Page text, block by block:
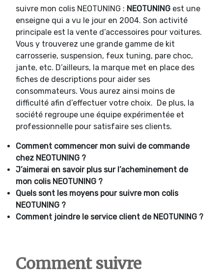
suivre mon colis NEOTUNING : NEOTUNING est une
enseigne qui a vu le jour en 2004. Son activité
principale est la vente d’accessoires pour voitures.
Vous y trouverez une grande gamme de kit
carrosserie, suspension, feux tuning, pare choc,
jante, etc. D’ailleurs, la marque met en place des
fiches de descriptions pour aider ses
consommateurs. Vous aurez ainsi moins de
difficulté afin d’effectuer votre choix. De plus, la
société regroupe une équipe expérimentée et
professionnelle pour satisfaire ses clients.
Comment commencer mon suivi de commande
chez NEOTUNING ?
J’aimerai en savoir plus sur l’acheminement de
mon colis NEOTUNING ?
Quels sont les moyens pour suivre mon colis
NEOTUNING ?
Comment joindre le service client de NEOTUNING ?
Comment suivre